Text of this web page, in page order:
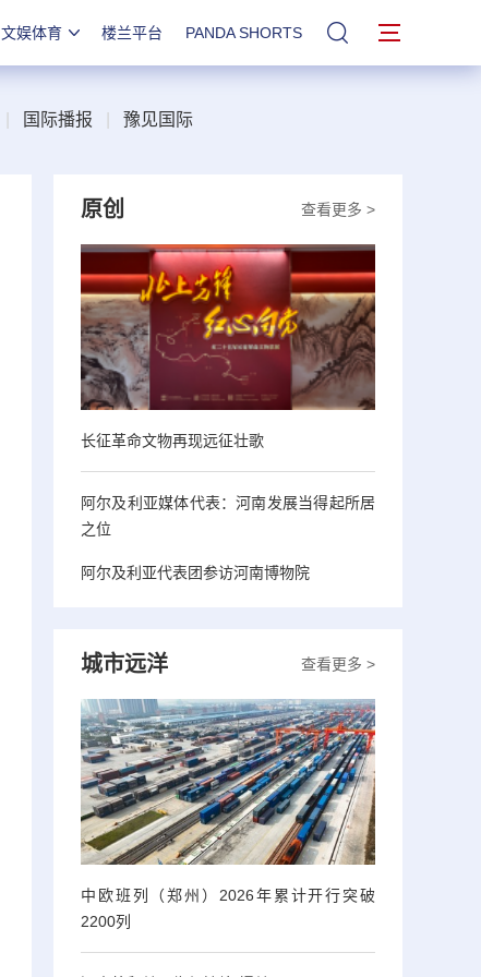
文娱体育 楼兰平台 PANDA SHORTS 站内搜索
国际播报 豫见国际
查看更多 >
原创
长征革命文物再现远征壮歌
阿尔及利亚媒体代表：河南发展当得起所居
之位
阿尔及利亚代表团参访河南博物院
查看更多 >
城市远洋
中欧班列（郑州）2026年累计开行突破
2200列